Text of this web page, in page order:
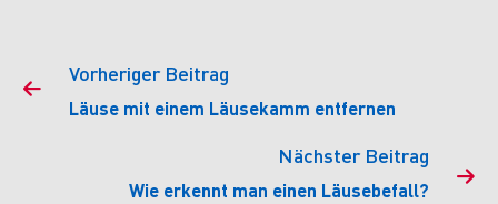

Vorheriger Beitrag
Läuse mit einem Läusekamm entfernen
Nächster Beitrag
Wie erkennt man einen Läusebefall?
